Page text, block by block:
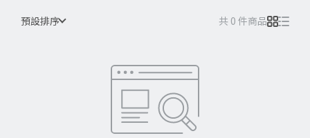
預設排序 共 0 件商品